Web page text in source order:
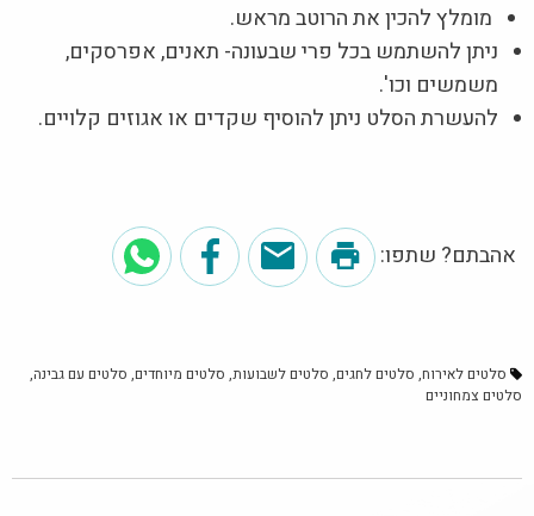
מומלץ להכין את הרוטב מראש.
ניתן להשתמש בכל פרי שבעונה- תאנים, אפרסקים,
משמשים וכו'.
להעשרת הסלט ניתן להוסיף שקדים או אגוזים קלויים.
אהבתם? שתפו:
סלטים לאירוח סלטים לחגים סלטים לשבועות סלטים מיוחדים סלטים עם גבינה
סלטים צמחוניים